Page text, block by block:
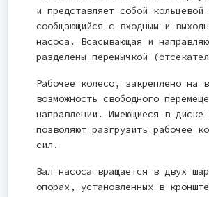
и представляет собой кольцевой
сообщающийся с входным и
насоса. Всасывающая и
разделены перемычкой
Рабочее колесо, закреплено на
возможность свободного
направлении. Имеющиеся в диске
позволяют разгрузить рабочее
сил.
Вал насоса вращается в двух
опорах, установленных в